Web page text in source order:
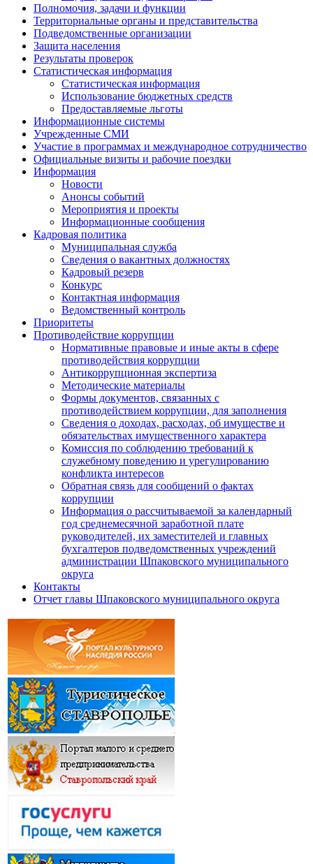
Полномочия, задачи и функции
Территориальные органы и представительства
Подведомственные организации
Защита населения
Результаты проверок
Статистическая информация
Статистическая информация
Использование бюджетных средств
Предоставляемые льготы
Информационные системы
Учрежденные СМИ
Участие в программах и международное сотрудничество
Официальные визиты и рабочие поездки
Информация
Новости
Анонсы событий
Мероприятия и проекты
Информационные сообщения
Кадровая политика
Муниципальная служба
Сведения о вакантных должностях
Кадровый резерв
Конкурс
Контактная информация
Ведомственный контроль
Приоритеты
Противодействие коррупции
Нормативные правовые и иные акты в сфере
противодействия коррупции
Антикоррупционная экспертиза
Методические материалы
Формы документов, связанных с
противодействием коррупции, для заполнения
Сведения о доходах, расходах, об имуществе и
обязательствах имущественного характера
Комиссия по соблюдению требований к
служебному поведению и урегулированию
конфликта интересов
Обратная связь для сообщений о фактах
коррупции
Информация о рассчитываемой за календарный
год среднемесячной заработной плате
руководителей, их заместителей и главных
бухгалтеров подведомственных учреждений
администрации Шпаковского муниципального
округа
Контакты
Отчет главы Шпаковского муниципального округа